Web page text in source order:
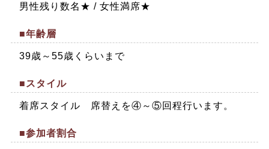
男性残り数名★ / 女性満席★
■年齢層
39歳～55歳くらいまで
■スタイル
着席スタイル 席替えを④～⑤回程行います。
■参加者割合